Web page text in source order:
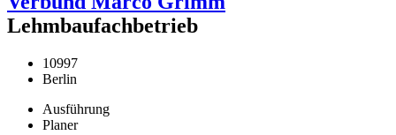
Lehmbaufachbetrieb
10997
Berlin
Ausführung
Planer